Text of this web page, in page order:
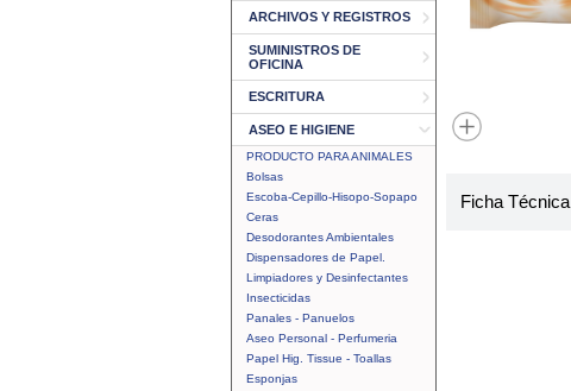
ARCHIVOS Y REGISTROS
SUMINISTROS DE
OFICINA
ESCRITURA
ASEO E HIGIENE
PRODUCTO PARA ANIMALES
Bolsas
Escoba-Cepillo-Hisopo-Sopapo
Ceras
Desodorantes Ambientales
Dispensadores de Papel.
Limpiadores y Desinfectantes
Insecticidas
Panales - Panuelos
Aseo Personal - Perfumeria
Papel Hig. Tissue - Toallas
Esponjas
Ficha Técnica